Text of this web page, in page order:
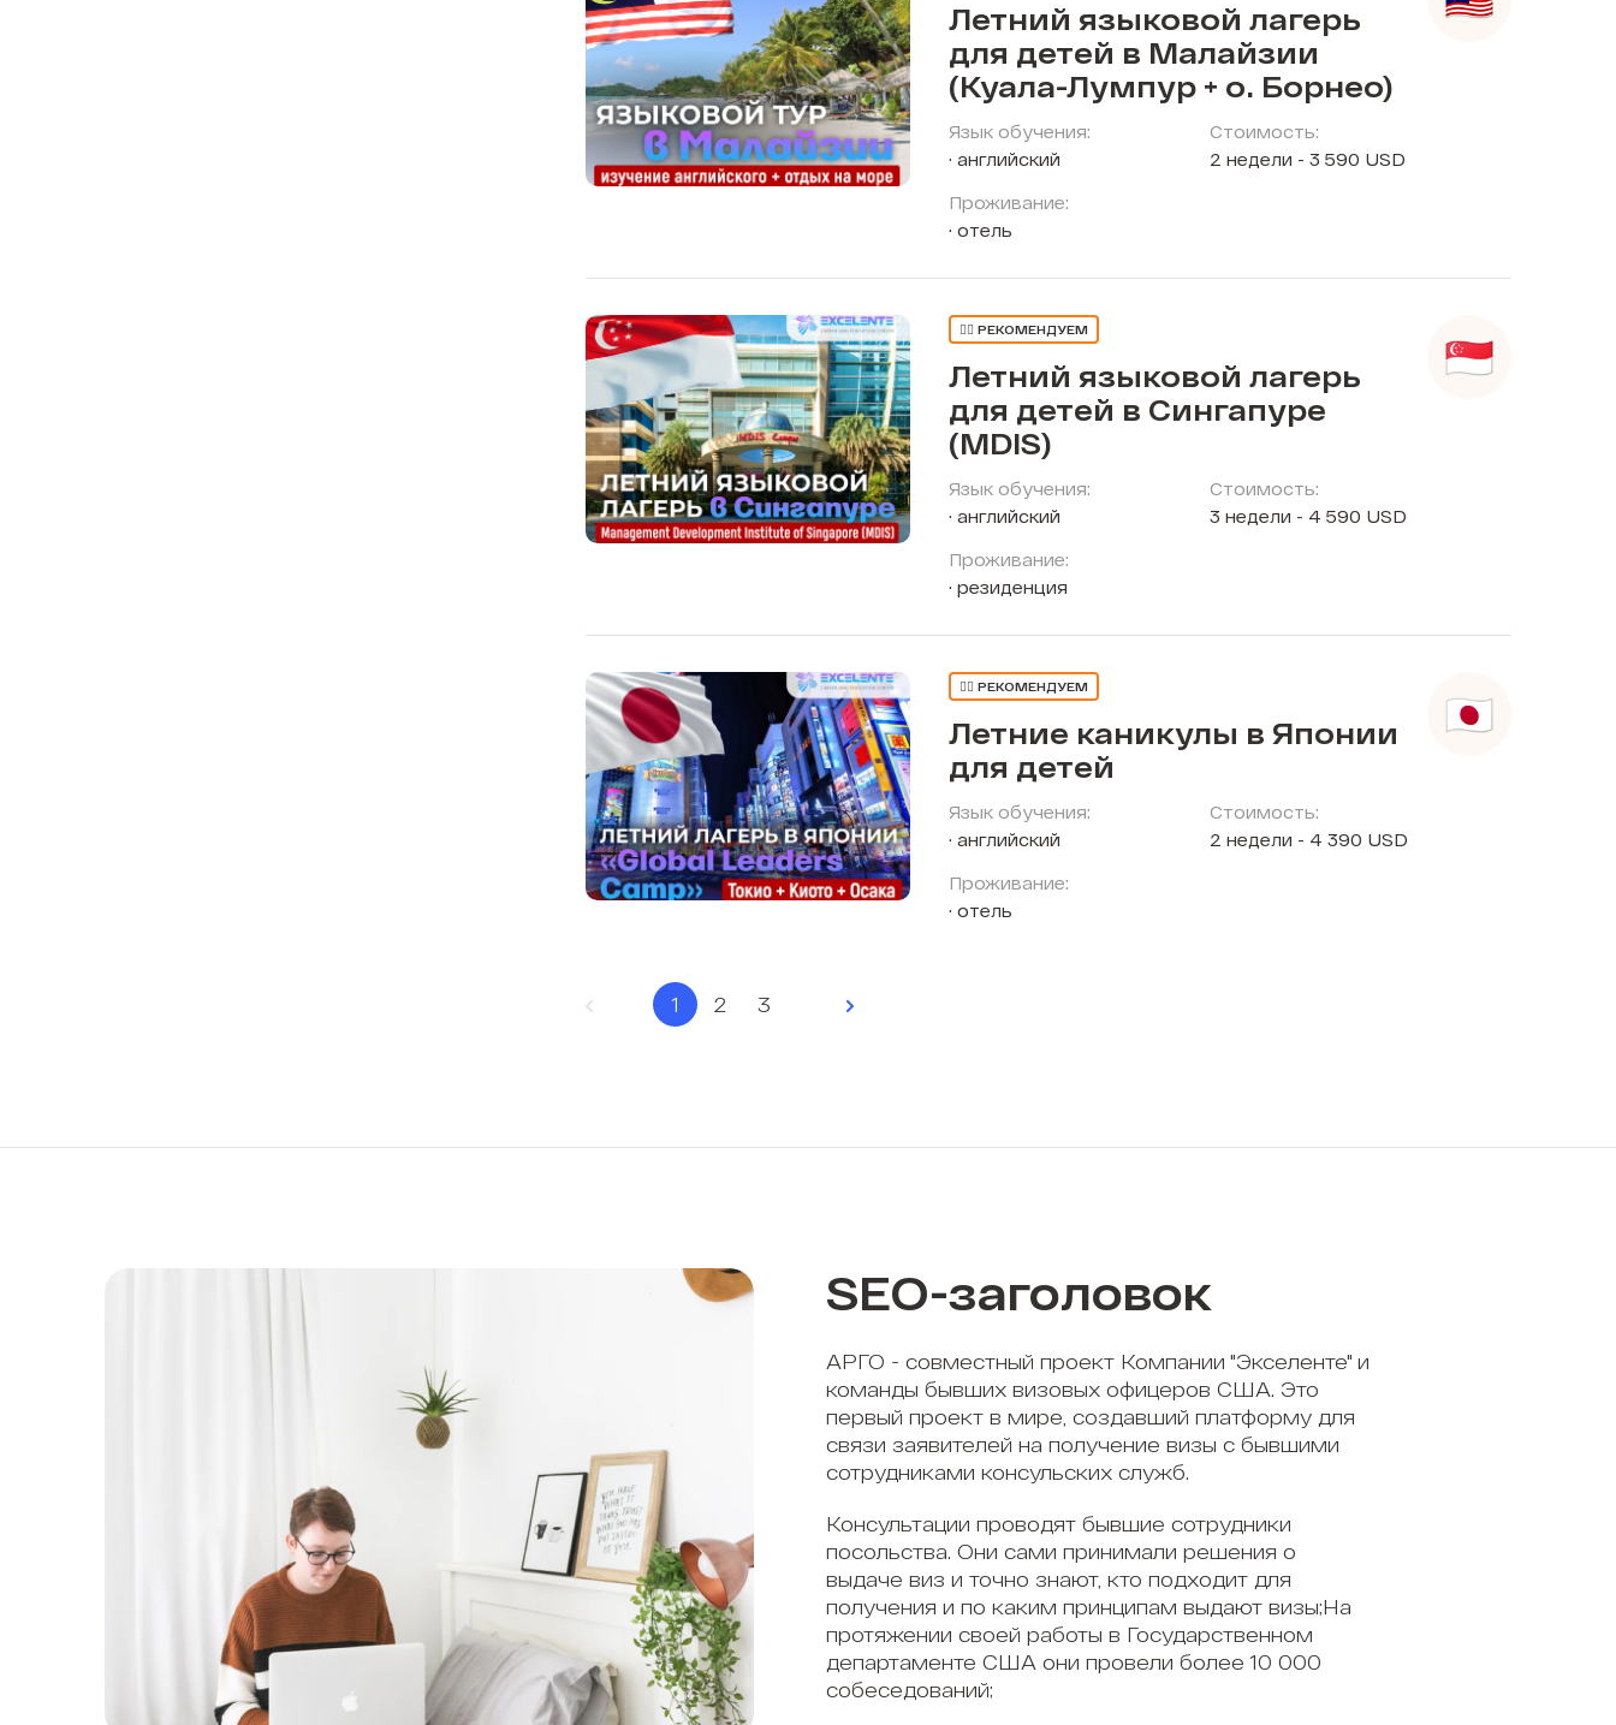
Летний языковой лагерь
для детей в Малайзии
(Куала-Лумпур + о. Борнео)
Язык обучения:
английский
Проживание:
отель
Стоимость:
2 недели - 3 590 USD
👍🏼 РЕКОМЕНДУЕМ
Летний языковой лагерь
для детей в Сингапуре
(MDIS)
Язык обучения:
английский
Проживание:
резиденция
Стоимость:
3 недели - 4 590 USD
👍🏼 РЕКОМЕНДУЕМ
Летние каникулы в Японии
для детей
Язык обучения:
английский
Проживание:
отель
Стоимость:
2 недели - 4 390 USD
1 2 3
SEO-заголовок
АРГО - совместный проект Компании "Экселенте" и
команды бывших визовых офицеров США. Это
первый проект в мире, создавший платформу для
связи заявителей на получение визы с бывшими
сотрудниками консульских служб.
Консультации проводят бывшие сотрудники
посольства. Они сами принимали решения о
выдаче виз и точно знают, кто подходит для
получения и по каким принципам выдают визы;На
протяжении своей работы в Государственном
департаменте США они провели более 10 000
собеседований;